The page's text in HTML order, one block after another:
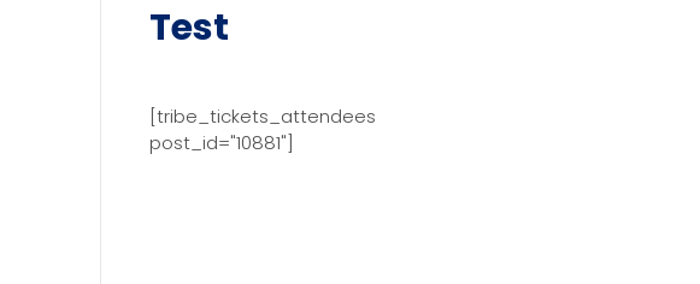
Test
[tribe_tickets_attendees
post_id="10881"]